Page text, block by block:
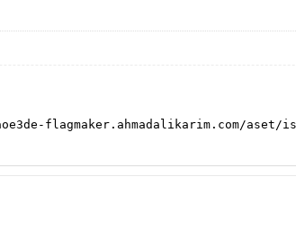
aoe3de-flagmaker.ahmadalikarim.com/aset/